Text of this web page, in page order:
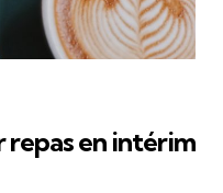
repas en intérim